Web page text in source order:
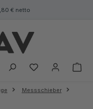
€ netto
Messschieber